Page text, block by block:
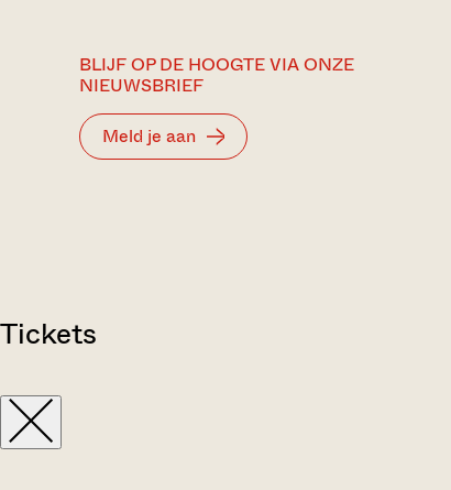
BLIJF OP DE HOOGTE VIA ONZE
NIEUWSBRIEF
Meld je aan
Tickets